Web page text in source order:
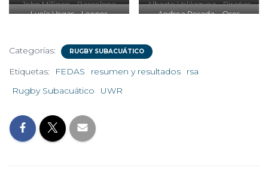
John Milligan – Barcelona
Alberto Velázquez – Pirañas
Lucía Vegas – Leones
Andrea Posada – Osos
Categorías: RUGBY SUBACUÁTICO
Etiquetas: FEDAS resumen y resultados
rsa
Rugby Subacuático
UWR